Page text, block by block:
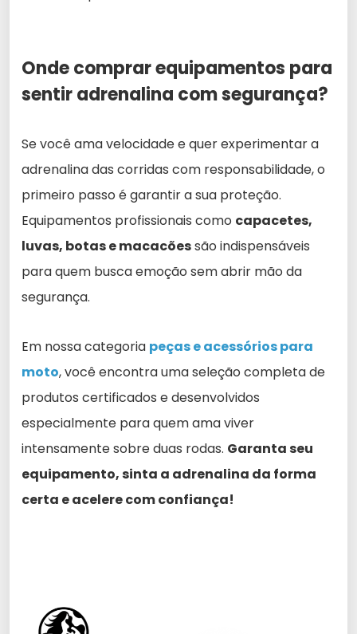
Onde comprar equipamentos para
sentir adrenalina com segurança?
Se você ama velocidade e quer experimentar a
adrenalina das corridas com responsabilidade, o
primeiro passo é garantir a sua proteção.
Equipamentos profissionais como capacetes,
luvas, botas e macacõessão indispensáveis
para quem busca emoção sem abrir mão da
segurança.
Em nossa categoria peças e acessórios para
moto, você encontra uma seleção completa de
produtos certificados e desenvolvidos
especialmente para quem ama viver
intensamente sobre duas rodas. Garanta seu
equipamento, sinta a adrenalina da forma
certa e acelere com confiança!